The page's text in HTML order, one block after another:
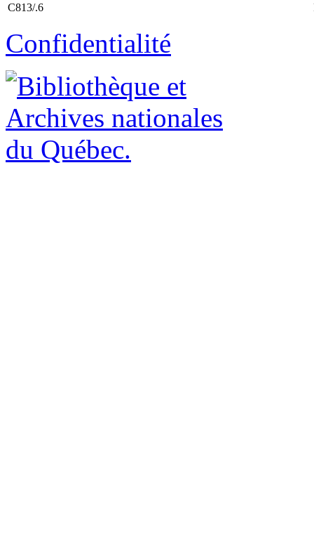
C813/.6
Confidentialité